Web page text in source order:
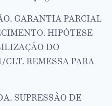
GARANTIA PARCIAL
HIPÓTESE
DO
REMESSA PARA
SUPRESSÃO DE